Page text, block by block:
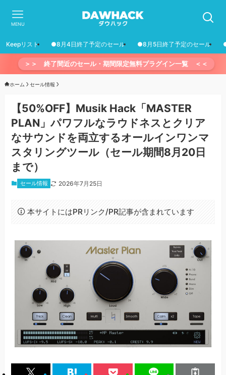
MENU
Keepリスト ●8月4日終了予定のセール ●8月5日終了予定のセール
＞＞ 終了間近のセール・期間限定無料プラグイン一覧 ＜＜
ホーム セール情報
【50%OFF】Musik Hack「MASTER
PLAN」パワフルなラウドネスとクリア
なサウンドを両立するオールインワンマ
スタリングツール（セール期間8月20日
まで）
セール情報 2026年7月25日
本サイトにはPRリンク/PR記事が含まれています